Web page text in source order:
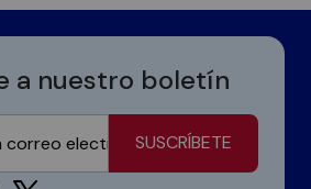
a nuestro boletín
SUSCRÍBETE